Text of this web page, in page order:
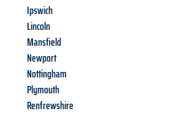
Ipswich
Lincoln
Mansfield
Newport
Nottingham
Plymouth
Renfrewshire